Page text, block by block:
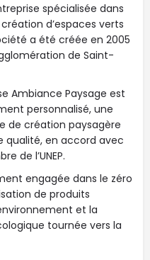
spécialisée dans
d’espaces verts
a été créée en 2005
de Saint-
Ambiance Paysage est
personnalisé, une
de création paysagère
qualité, en accord avec
de l’UNEP.
engagée dans le zéro
de produits
et la
tournée vers la